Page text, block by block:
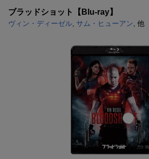
ブラッドショット【Blu-ray】
ヴィン・ディーゼル サム・ヒューアン , 他